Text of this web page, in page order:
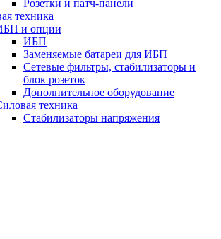
Розетки и патч-панели
техника
и опции
ИБП
Заменяемые батареи для ИБП
Сетевые фильтры, стабилизаторы и
блок розеток
Дополнительное оборудование
техника
Стабилизаторы напряжения